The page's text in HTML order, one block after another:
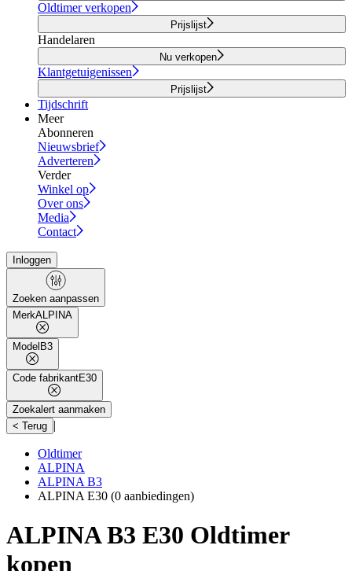
Oldtimer verkopen
Prijslijst
Handelaren
Nu verkopen
Klantgetuigenissen
Prijslijst
Tijdschrift
Meer
Abonneren
Nieuwsbrief
Adverteren
Verder
Winkel op
Over ons
Media
Contact
Inloggen
Zoeken aanpassen
MerkALPINA
Model B3
Code fabrikantE30
Zoekalert aanmaken
< Terug |
Oldtimer
ALPINA
ALPINA B3
ALPINA E30 (0 aanbiedingen)
ALPINA B3 E30 Oldtimer
kopen